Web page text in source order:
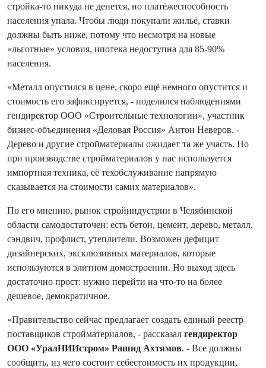
стройка-то никуда не денется, но платёжеспособность
населения упала. Чтобы люди покупали жильё, ставки
должны быть ниже, потому что несмотря на новые
«льготные» условия, ипотека недоступна для 85-90%
населения.
«Металл опустился в цене, скоро ещё немного опустится и
стоимость его зафиксируется, - поделился наблюдениями
гендиректор ООО «Строительные технологии», участник
бизнес-объединения «Деловая Россия» Антон Неверов. -
Дерево и другие стройматериалы ожидает та же участь. Но
при производстве стройматериалов у нас используется
импортная техника, её техобслуживание напрямую
сказывается на стоимости самих материалов».
По его мнению, рынок стройиндустрии в Челябинской
области самодостаточен: есть бетон, цемент, дерево, металл,
сэндвич, профлист, утеплители. Возможен дефицит
дизайнерских, эксклюзивных материалов, которые
используются в элитном домостроении. Но выход здесь
достаточно прост: нужно перейти на что-то на более
дешевое, демократичное.
«Правительство сейчас предлагает создать единый реестр
поставщиков стройматериалов, - рассказал гендиректор
ООО «УралНИИстром» Рашид Ахтямов. - Все должны
сообщить, из чего состоит себестоимость их продукции,